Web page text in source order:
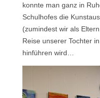
konnte man ganz in
Schulhofes die
(zumindest wir als
Reise unserer Tochter
hinführen wird…